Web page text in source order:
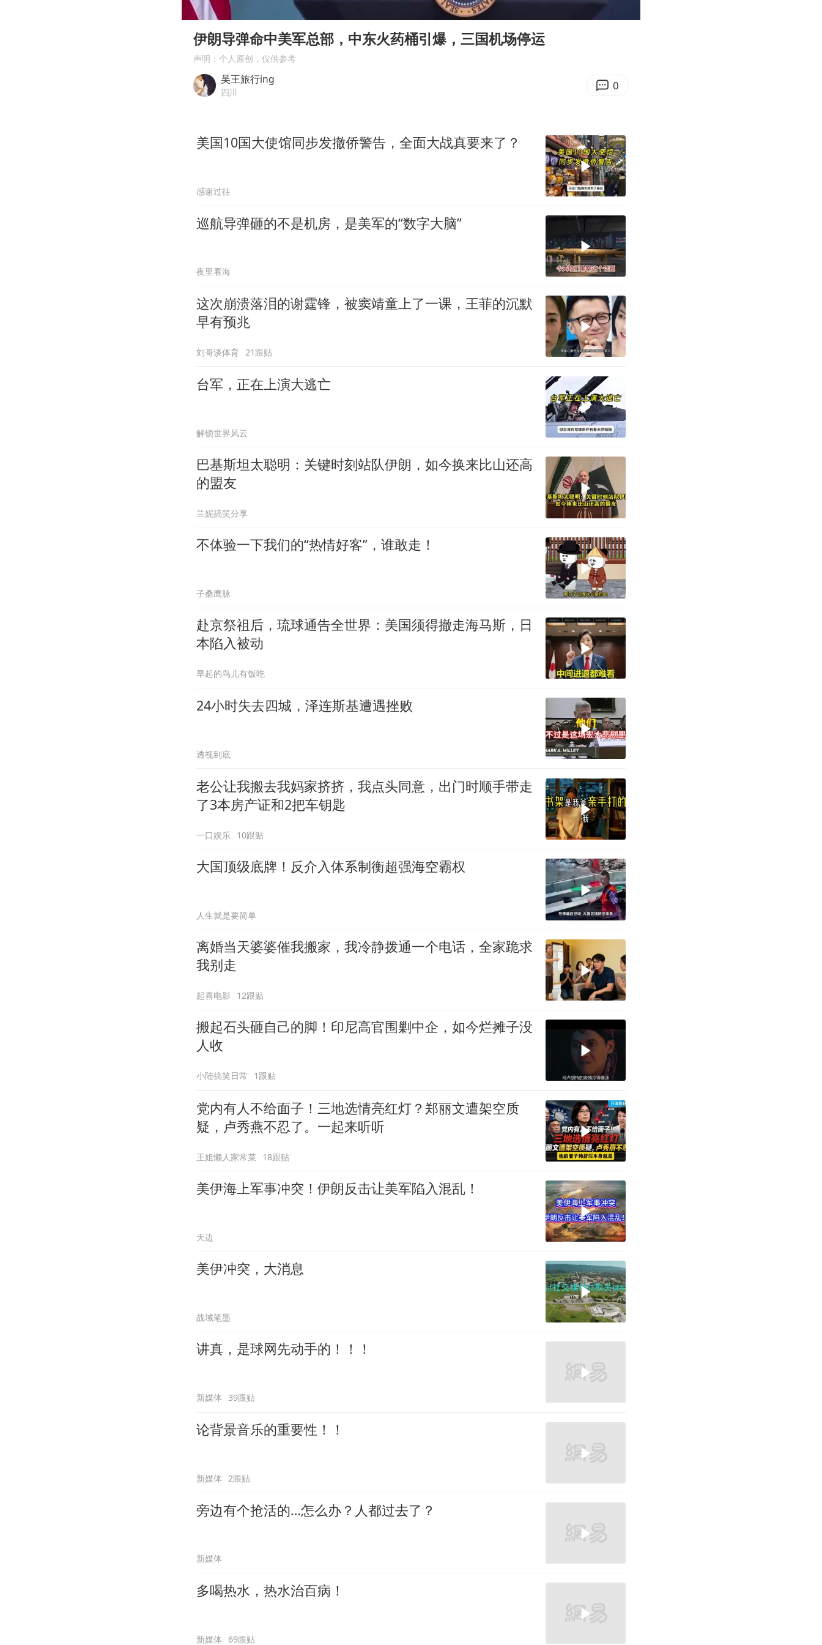
“China Cool”成海外热词
房主任回应争议
哪吒汽车南宁工厂设备降价20%拍卖
Play
00:00 05:05
伊朗导弹命中美军总部，中东火药桶引爆，三国机场停运
声明：个人原创，仅供参考
吴王旅行ing
四川 0
美国10国大使馆同步发撤侨警告，全面大战真要来了？
感谢过往
巡航导弹砸的不是机房，是美军的“数字大脑”
夜里看海
这次崩溃落泪的谢霆锋，被窦靖童上了一课，王菲的沉默
早有预兆
刘哥谈体育 21跟贴
台军，正在上演大逃亡
解锁世界风云
巴基斯坦太聪明：关键时刻站队伊朗，如今换来比山还高
的盟友
兰妮搞笑分享
不体验一下我们的“热情好客”，谁敢走！
子桑鹰脉
赴京祭祖后，琉球通告全世界：美国须得撤走海马斯，日
本陷入被动
早起的鸟儿有饭吃
24小时失去四城，泽连斯基遭遇挫败
透视到底
老公让我搬去我妈家挤挤，我点头同意，出门时顺手带走
了3本房产证和2把车钥匙
一口娱乐 10跟贴
大国顶级底牌！反介入体系制衡超强海空霸权
人生就是要简单
离婚当天婆婆催我搬家，我冷静拨通一个电话，全家跪求
我别走
起喜电影 12跟贴
搬起石头砸自己的脚！印尼高官围剿中企，如今烂摊子没
人收
小陆搞笑日常 1跟贴
党内有人不给面子！三地选情亮红灯？郑丽文遭架空质
疑，卢秀燕不忍了。一起来听听
王姐懒人家常菜 18跟贴
美伊海上军事冲突！伊朗反击让美军陷入混乱！
天边
美伊冲突，大消息
战域笔墨
讲真，是球网先动手的！！！
新媒体 39跟贴
论背景音乐的重要性！！
新媒体 2跟贴
旁边有个抢活的…怎么办？人都过去了？
新媒体
多喝热水，热水治百病！
新媒体 69跟贴